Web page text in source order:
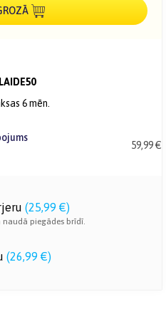
6 mēn.
59,99 €
(25,99 €)
piegādes brīdī.
(26,99 €)